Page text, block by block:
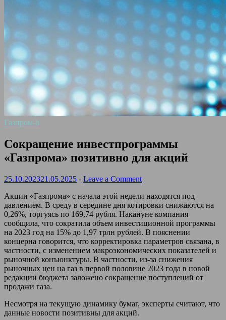
Газпром-h
Сокращение инвестпрограммы
«Газпрома» позитивно для акций
25.10.202321.05.2025 - Leave a Comment
Акции «Газпрома» с начала этой недели находятся под
давлением. В среду в середине дня котировки снижаются на
0,26%, торгуясь по 169,74 рубля. Накануне компания
сообщила, что сократила объем инвестиционной программы
на 2023 год на 15% до 1,97 трлн рублей. В пояснении
концерна говорится, что корректировка параметров связана, в
частности, с изменением макроэкономических показателей и
рыночной конъюнктуры. В частности, из-за снижения
рыночных цен на газ в первой половине 2023 года в новой
редакции бюджета заложено сокращение поступлений от
продажи газа.
Несмотря на текущую динамику бумаг, эксперты считают, что
данные новости позитивны для акций.